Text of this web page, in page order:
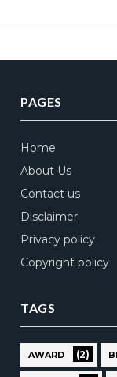
PAGES
Home
About Us
Contact us
Disclaimer
Privacy policy
Copyright policy
TAGS
AWARD (2)